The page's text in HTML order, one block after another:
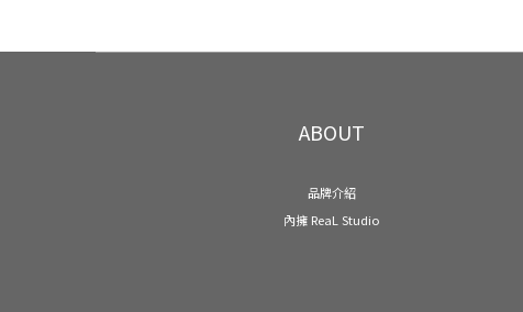
電影裡種族的歧視與階級的偏見，環境和人性自私面等複雜因素。
我想上帝造人本來就是平等沒有歧視，是
ABOUT
品牌介紹
內擁 ReaL Studio